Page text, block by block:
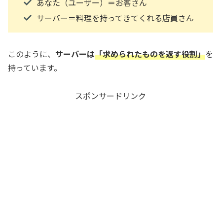
あなた（ユーザー）＝お客さん
サーバー＝料理を持ってきてくれる店員さん
このように、 サーバーは「求められたものを返す役割」を
持っています。
スポンサードリンク